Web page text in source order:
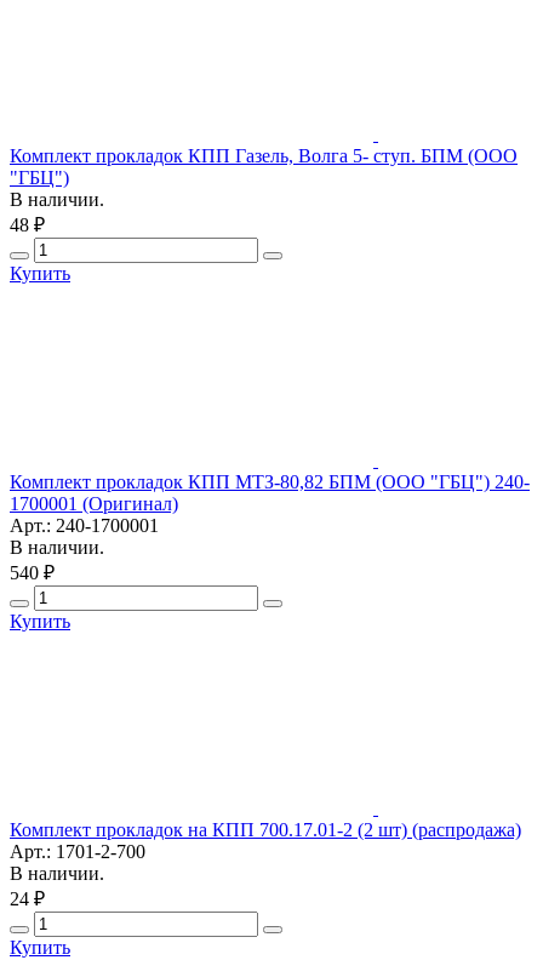
Комплект прокладок КПП Газель, Волга 5- ступ. БПМ (ООО
"ГБЦ")
В наличии.
48 ₽
Купить
Комплект прокладок КПП МТЗ-80,82 БПМ (ООО "ГБЦ") 240-
1700001 (Оригинал)
Арт.: 240-1700001
В наличии.
540 ₽
Купить
Комплект прокладок на КПП 700.17.01-2 (2 шт) (распродажа)
Арт.: 1701-2-700
В наличии.
24 ₽
Купить